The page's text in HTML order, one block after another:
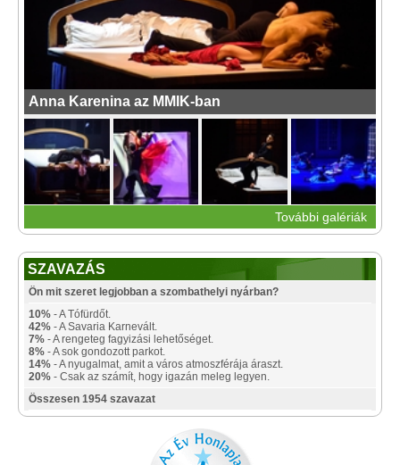
Anna Karenina az MMIK-ban
További galériák
SZAVAZÁS
Ön mit szeret legjobban a szombathelyi nyárban?
10% - A Tófürdőt.
42% - A Savaria Karnevált.
7% - A rengeteg fagyizási lehetőséget.
8% - A sok gondozott parkot.
14% - A nyugalmat, amit a város atmoszférája áraszt.
20% - Csak az számít, hogy igazán meleg legyen.
Összesen 1954 szavazat